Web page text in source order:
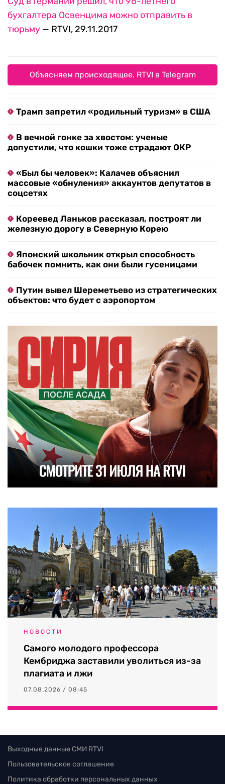
бухгалтера Освенцима можно отправить в
тюрьму — RTVI, 29.11.2017
Объясняем происходящее. RTVI в Telegram
Трамп запретил «родильный туризм» в США
В вечной гонке за хвостом: ученые
допустили, что кошки тоже страдают ОКР
«Был бы человек»: Калачев объяснил
массовые «обнуления» аккаунтов депутатов в
соцсетях
Кореевед Ланьков рассказал, построят ли
железную дорогу в Северную Корею
Японский школьник открыл способность
бабочек помнить, как они были гусеницами
Путин вывел Шереметьево из стратегических
объектов: что будет с аэропортом
НОВОСТИ
Самого молодого профессора
Кембриджа заставили уволиться из-за
плагиата и лжи
07.08.2026 / 08:45
Выходные данные СМИ RTVI
Пользовательское соглашение
Политика обработки персональных данных